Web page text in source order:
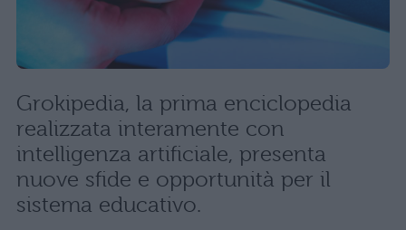
Grokipedia, la prima enciclopedia
realizzata interamente con
intelligenza artificiale, presenta
nuove sfide e opportunità per il
sistema educativo.